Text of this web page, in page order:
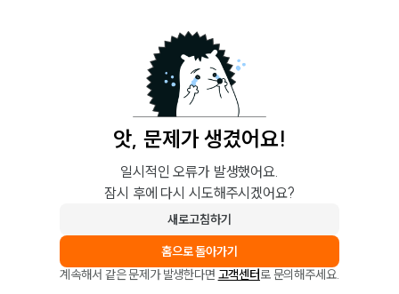
앗, 문제가 생겼어요!
일시적인 오류가 발생했어요.
잠시 후에 다시 시도해주시겠어요?
새로고침하기
홈으로 돌아가기
계속해서 같은 문제가 발생한다면 고객센터로 문의해주세요.